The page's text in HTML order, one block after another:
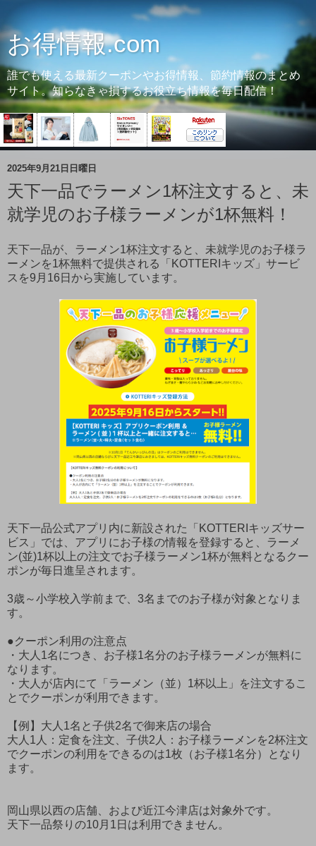
お得情報.com
誰でも使える最新クーポンやお得情報、節約情報のまとめ
サイト。知らなきゃ損するお役立ち情報を毎日配信！
2025年9月21日日曜日
天下一品でラーメン1杯注文すると、未
就学児のお子様ラーメンが1杯無料！
天下一品が、ラーメン1杯注文すると、未就学児のお子様ラ
ーメンを1杯無料で提供される「KOTTERIキッズ」サービ
スを9月16日から実施しています。
天下一品公式アプリ内に新設された「KOTTERIキッズサー
ビス」では、アプリにお子様の情報を登録すると、ラーメ
ン(並)1杯以上の注文でお子様ラーメン1杯が無料となるクー
ポンが毎日進呈されます。
3歳～小学校入学前まで、3名までのお子様が対象となりま
す。
●クーポン利用の注意点
・大人1名につき、お子様1名分のお子様ラーメンが無料に
なります。
・大人が店内にて「ラーメン（並）1杯以上」を注文するこ
とでクーポンが利用できます。
【例】大人1名と子供2名で御来店の場合
大人1人：定食を注文、子供2人：お子様ラーメンを2杯注文
でクーポンの利用をできるのは1枚（お子様1名分）となり
ます。
岡山県以西の店舗、および近江今津店は対象外です。
天下一品祭りの10月1日は利用できません。